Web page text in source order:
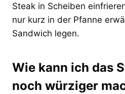
Steak in Scheiben
nur kurz in der Pfanne
Sandwich legen.
Wie kann ich das
noch würziger